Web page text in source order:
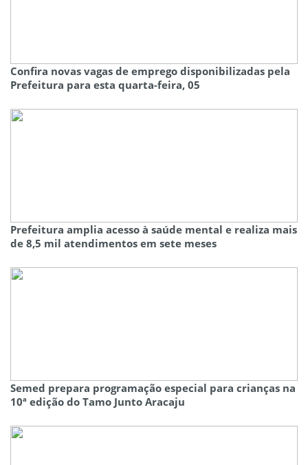
Confira novas vagas de emprego disponibilizadas pela
Prefeitura para esta quarta-feira, 05
Prefeitura amplia acesso à saúde mental e realiza mais
de 8,5 mil atendimentos em sete meses
Semed prepara programação especial para crianças na
10ª edição do Tamo Junto Aracaju